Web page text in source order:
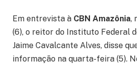
Em entrevista à CBN Amazônia,
(6), o reitor do Instituto Federal
Jaime Cavalcante Alves, disse
informação na quarta-feira (5).